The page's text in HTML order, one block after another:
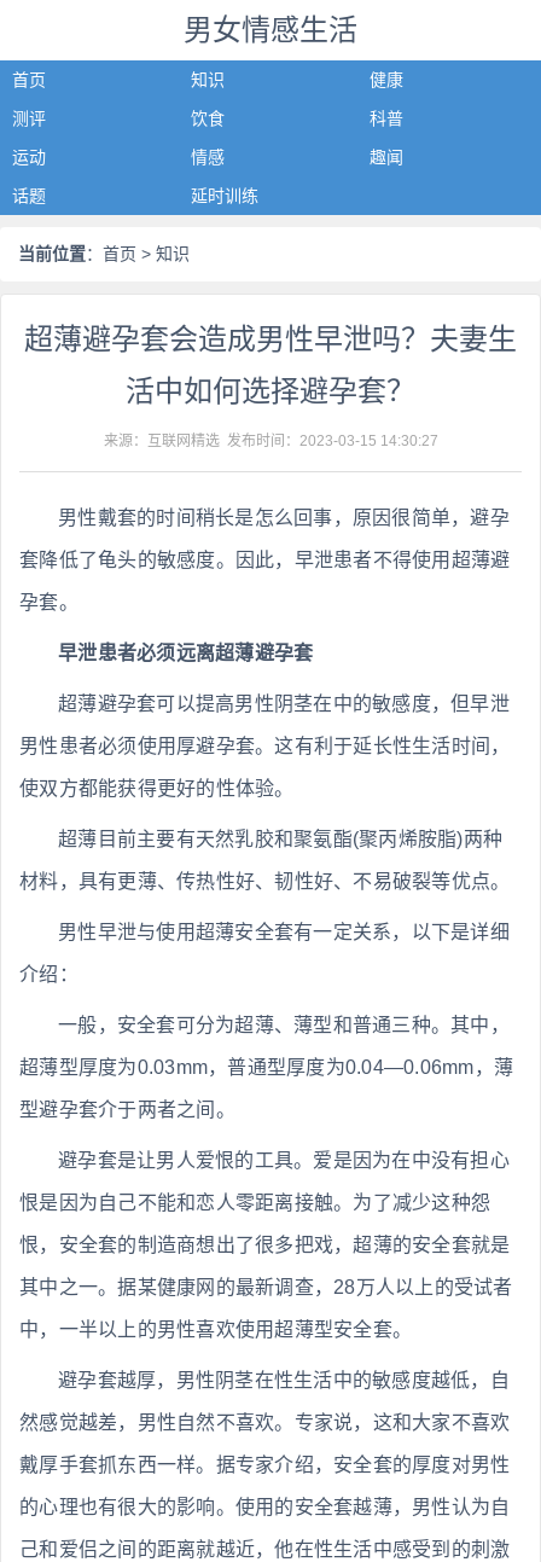
男女情感生活
首页 知识
健康
测评
饮食
科普
运动
情感
趣闻
话题
延时训练
当前位置： 首页 > 知识
超薄避孕套会造成男性早泄吗？夫妻生
活中如何选择避孕套？
来源：互联网精选 发布时间： 2023-03-15 14:30:27
男性戴套的时间稍长是怎么回事，原因很简单，避孕
套降低了龟头的敏感度。因此，早泄患者不得使用超薄避
孕套。
早泄患者必须远离超薄避孕套
超薄避孕套可以提高男性阴茎在中的敏感度，但早泄
男性患者必须使用厚避孕套。这有利于延长性生活时间，
使双方都能获得更好的性体验。
超薄目前主要有天然乳胶和聚氨酯(聚丙烯胺脂)两种
材料，具有更薄、传热性好、韧性好、不易破裂等优点。
男性早泄与使用超薄安全套有一定关系，以下是详细
介绍：
一般，安全套可分为超薄、薄型和普通三种。其中，
超薄型厚度为0.03mm，普通型厚度为0.04—0.06mm，薄
型避孕套介于两者之间。
避孕套是让男人爱恨的工具。爱是因为在中没有担心
恨是因为自己不能和恋人零距离接触。为了减少这种怨
恨，安全套的制造商想出了很多把戏，超薄的安全套就是
其中之一。据某健康网的最新调查，28万人以上的受试者
中，一半以上的男性喜欢使用超薄型安全套。
避孕套越厚，男性阴茎在性生活中的敏感度越低，自
然感觉越差，男性自然不喜欢。专家说，这和大家不喜欢
戴厚手套抓东西一样。据专家介绍，安全套的厚度对男性
的心理也有很大的影响。使用的安全套越薄，男性认为自
己和爱侣之间的距离就越近，他在性生活中感受到的刺激